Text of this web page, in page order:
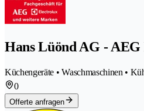
Hans Lüönd AG -
Küchengeräte • Waschmaschinen •
0
Offerte anfragen